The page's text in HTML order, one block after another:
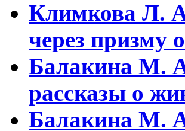
Климкова Л.
через призму
Балакина М.
рассказы о
Балакина М.